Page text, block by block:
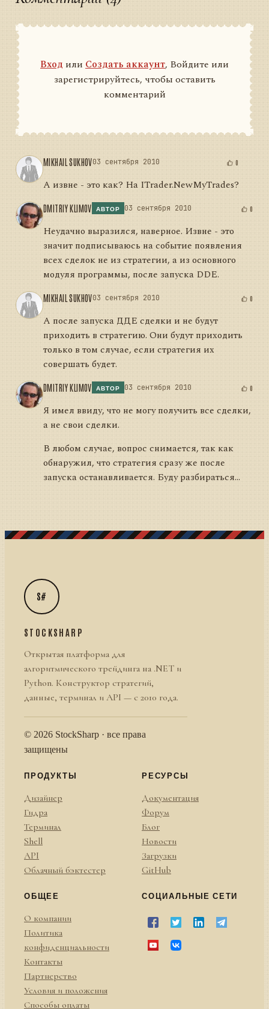
Вход или Создать аккаунт, Войдите или
зарегистрируйтесь, чтобы оставить
комментарий
MIKHAIL SUKHOV03 сентября 2010 0
А извне - это как? На ITrader.NewMyTrades?
DMITRIY KLIMOV АВТОР 03 сентября 2010 0
Неудачно выразился, наверное. Извне - это
значит подписываюсь на событие появления
всех сделок не из стратегии, а из основного
модуля программы, после запуска DDE.
MIKHAIL SUKHOV03 сентября 2010 0
А после запуска ДДЕ сделки и не будут
приходить в стратегию. Они будут приходить
только в том случае, если стратегия их
совершать будет.
DMITRIY KLIMOV АВТОР 03 сентября 2010 0
Я имел ввиду, что не могу получить все сделки,
а не свои сделки.
В любом случае, вопрос снимается, так как
обнаружил, что стратегия сразу же после
запуска останавливается. Буду разбираться...
S#
STOCKSHARP
Открытая платформа для
алгоритмического трейдинга на .NET и
Python. Конструктор стратегий,
данные, терминал и API — с 2010 года.
© 2026 StockSharp · все права
защищены
ПРОДУКТЫ
Дизайнер
Гидра
Терминал
Shell
API
Облачный бэктестер
РЕСУРСЫ
Документация
Форум
Блог
Новости
Загрузки
GitHub
ОБЩЕЕ
О компании
Политика
конфиденциальности
Контакты
Партнерство
Условия и положения
Способы оплаты
СОЦИАЛЬНЫЕ СЕТИ